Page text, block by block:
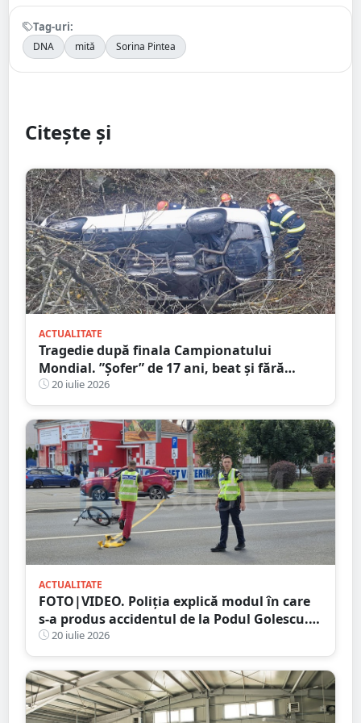
Tag-uri:
DNA mită Sorina Pintea
Citește și
ACTUALITATE
Tragedie după finala Campionatului
Mondial. ”Șofer” de 17 ani, beat și fără
permis! Un adolescent de 17 ani a murit,
duba s-a răsturnat
20 iulie 2026
ACTUALITATE
FOTO|VIDEO. Poliția explică modul în care
s-a produs accidentul de la Podul Golescu.
Biciclist lovit de o mașină
20 iulie 2026